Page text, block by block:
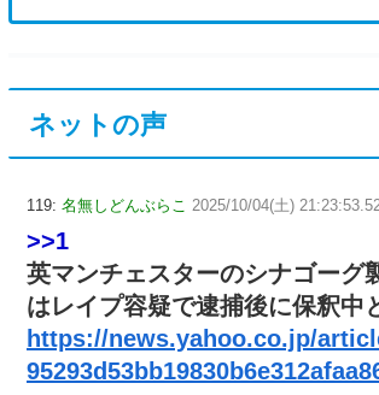
ネットの声
119: 名無しどんぶらこ 2025/10/04(土)
>>1
英マンチェスターのシナゴーグ
はレイプ容疑で逮捕後に保釈中
https://news.yahoo.co.jp/